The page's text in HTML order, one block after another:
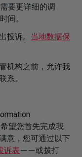
要更详细的调
间。
投诉。 当地数据保
机构之前，允许我
系。
望您首先完成我
意，您可通过以下
诉表——或拨打